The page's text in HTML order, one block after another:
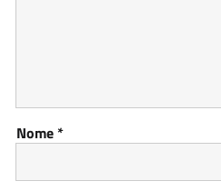
Nome*